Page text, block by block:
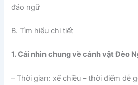
đảo ngữ
B. Tìm hiểu chi tiết
1. Cái nhìn chung về cảnh vật Đèo
– Thời gian: xế chiều – thời điểm dễ